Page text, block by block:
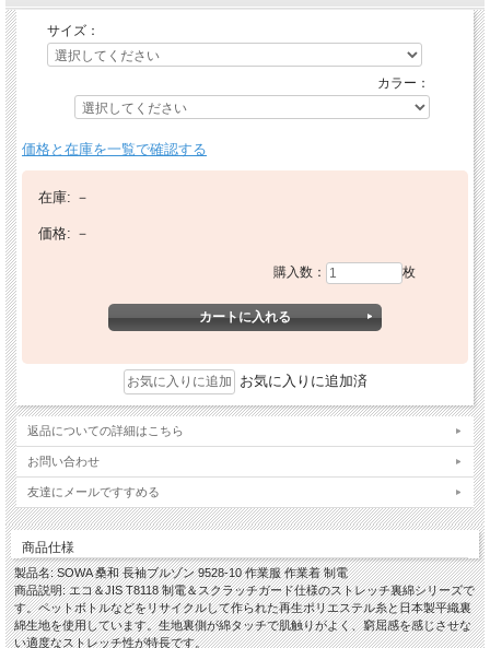
サイズ：
カラー：
価格と在庫を一覧で確認する
在庫: －
価格: －
購入数： 枚
お気に入りに追加済
返品についての詳細はこちら
お問い合わせ
友達にメールですすめる
商品仕様
製品名: SOWA 桑和 長袖ブルゾン 9528-10 作業服 作業着 制電
商品説明: エコ＆JIS T8118 制電＆スクラッチガード仕様のストレッチ裏綿シリーズで
す。ペットボトルなどをリサイクルして作られた再生ポリエステル糸と日本製平織裏
綿生地を使用しています。生地裏側が綿タッチで肌触りがよく、窮屈感を感じさせな
い適度なストレッチ性が特長です。